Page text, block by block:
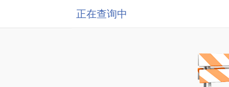
正在查询中